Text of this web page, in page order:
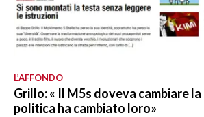
L’AFFONDO
Grillo: « Il M5s doveva cambiare
politica ha cambiato loro»